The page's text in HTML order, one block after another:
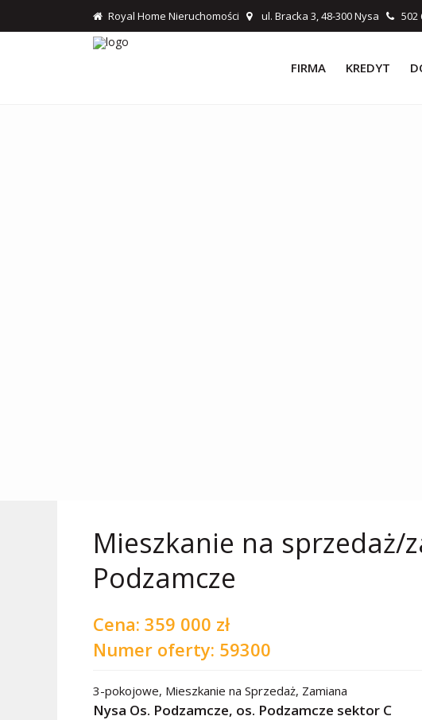
Royal Home Nieruchomości ul. Bracka 3, 48-300 Nysa 502
FIRMA KREDYT
Mieszkanie na sprzedaż/
Podzamcze
Cena: 359 000 zł
Numer oferty: 59300
3-pokojowe, Mieszkanie na Sprzedaż, Zamiana
Nysa Os. Podzamcze, os. Podzamcze sektor C